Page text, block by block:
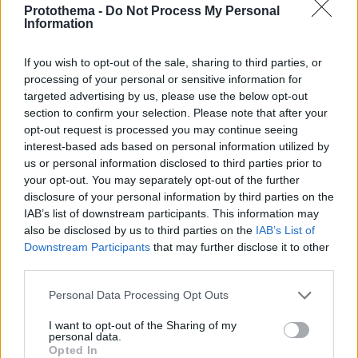
Protothema - Do Not Process My Personal
Information
If you wish to opt-out of the sale, sharing to third parties, or
processing of your personal or sensitive information for
targeted advertising by us, please use the below opt-out
section to confirm your selection. Please note that after your
opt-out request is processed you may continue seeing
interest-based ads based on personal information utilized by
us or personal information disclosed to third parties prior to
your opt-out. You may separately opt-out of the further
disclosure of your personal information by third parties on the
IAB’s list of downstream participants. This information may
also be disclosed by us to third parties on the IAB’s List of
Downstream Participants that may further disclose it to other
Please note that this website/app uses one or more Google
not limited to your visit or usage behaviour. You may click to
grant or deny consent to Google and its third-party tags to
Personal Data Processing Opt Outs
I want to opt-out of the Sharing of my
personal data.
Opted In
εξυπηρέτηση του
ΑΣΤΕΡΗΣ ΠΛΙΑΚΟΣ
Η κατάσταση της
Ένωσης 2023: νέα
εποχή, νέες
πολιτικές και
δράσεις
Είναι γνωστό ότι η
Ευρωπαϊκή Ένωση
υιοθετεί έννοιες-
σύμβολα που
θυμίζουν ένα
κράτος, όπως
Ευρωπαϊκή
ιθαγένεια και
17.09.2023, 08:10 1